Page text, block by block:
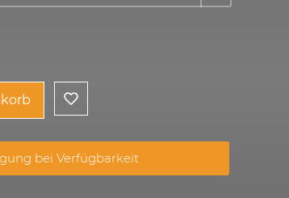
bei Verfügbarkeit